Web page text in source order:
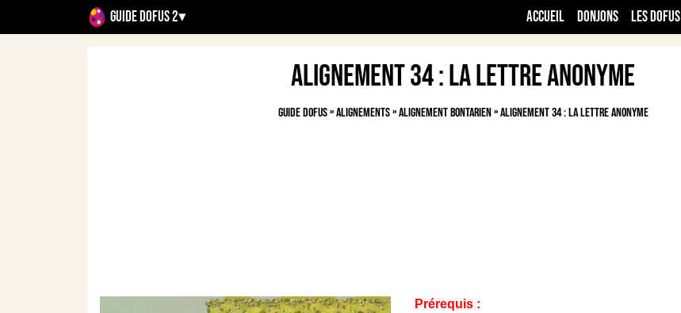
Guide Dofus 2▾ Accueil Donjons Les Dofus
Alignement 34 : La lettre anonyme
Guide Dofus»Alignements»Alignement Bontarien»Alignement 34 : La lettre anonyme
Prérequis :